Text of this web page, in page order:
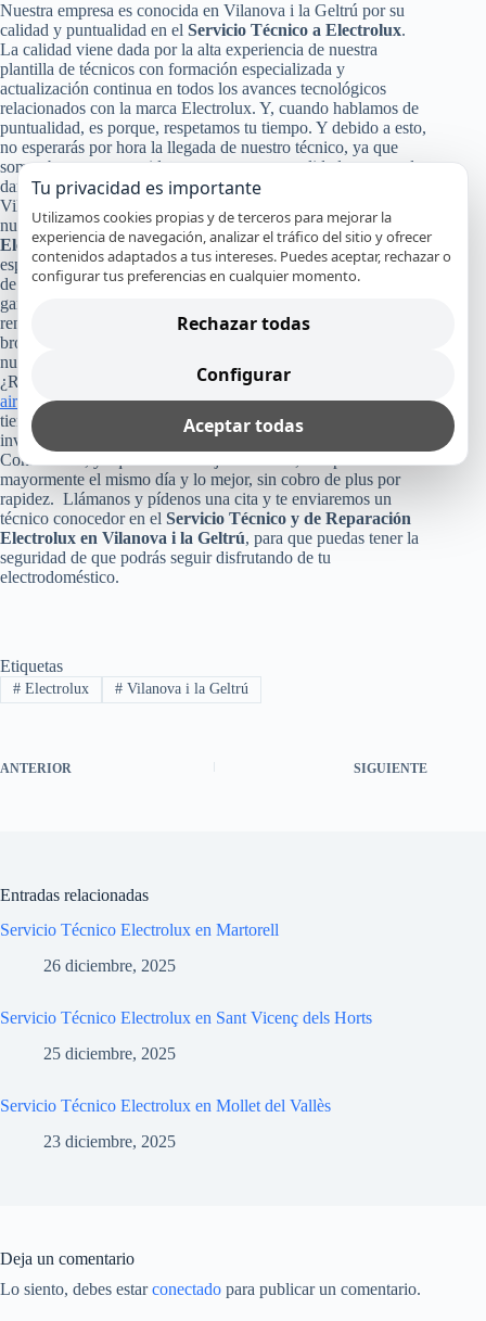
Nuestra empresa es conocida en Vilanova i la Geltrú por su
calidad y puntualidad en el Servicio Técnico a Electrolux.
La calidad viene dada por la alta experiencia de nuestra
plantilla de técnicos con formación especializada y
actualización continua en todos los avances tecnológicos
relacionados con la marca Electrolux. Y, cuando hablamos de
puntualidad, es porque, respetamos tu tiempo. Y debido a esto,
no esperarás por hora la llegada de nuestro técnico, ya que
somos bastante conocidos por nuestra puntualidad, para poder
darte a ti y a tu equipo Electrolux un servicio de calidad en
Vilanova i la Geltrú. Pero no solo con eso nos conformamos
nuestra calidad en elServicio Técnico y de Reparación
Electrolux, también pasa por la certificación de nuestros
especialistas, nuestro servicio en el mismo día en la mayoría
de los casos y el uso de recambios originales Electrolux que
garanticen que tu aparato continuará funcionando con alto
rendimiento y por mucho tiempo. Y a todo esto, le damos un
broche de oro con nuestra absoluta y segura garantía por
nuestro trabajo.
¿Recuerdas cuánto costó tu refrigerador, lavadora, lavavajillas,
aire acondicionadoo cualquier otro equipo Electrolux que
tienes en tu casa, empresa u oficina? Pues, no arriesgues esa
inversión, poniendo tu aparato en manos inexperta.
Consúltanos, ya que como te dijimos arriba, te reparamos
mayormente el mismo día y lo mejor, sin cobro de plus por
rapidez. Llámanos y pídenos una cita y te enviaremos un
técnico conocedor en el Servicio Técnico y de Reparación
Electrolux en Vilanova i la Geltrú, para que puedas tener la
seguridad de que podrás seguir disfrutando de tu
electrodoméstico.
Etiquetas
#Electrolux #Vilanova i la Geltrú
ANTERIOR SIGUIENTE
Entradas relacionadas
Servicio Técnico Electrolux en Martorell
26 diciembre, 2025
Servicio Técnico Electrolux en Sant Vicenç dels Horts
25 diciembre, 2025
Servicio Técnico Electrolux en Mollet del Vallès
23 diciembre, 2025
Deja un comentario
Lo siento, debes estarconectado para publicar un comentario.
Tu privacidad es importante
Utilizamos cookies propias y de terceros para mejorar la
experiencia de navegación, analizar el tráfico del sitio y ofrecer
contenidos adaptados a tus intereses. Puedes aceptar, rechazar o
configurar tus preferencias en cualquier momento.
Rechazar todas
Configurar
Aceptar todas